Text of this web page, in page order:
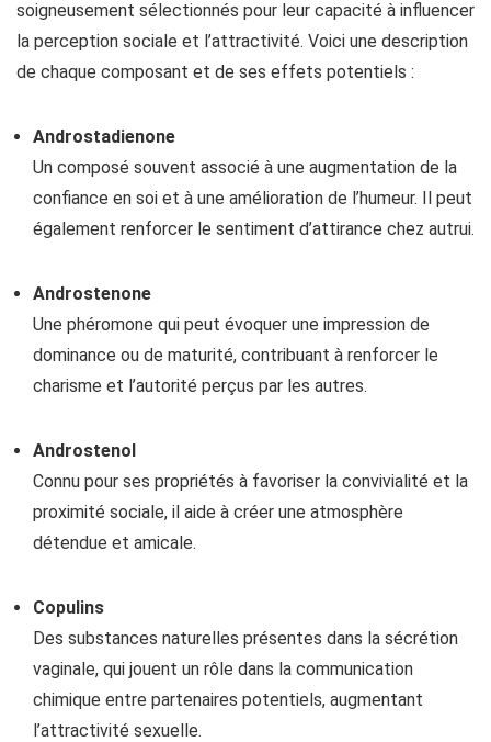
soigneusement sélectionnés pour leur capacité à influencer
la perception sociale et l’attractivité. Voici une description
de chaque composant et de ses effets potentiels :
Androstadienone
Un composé souvent associé à une augmentation de la
confiance en soi et à une amélioration de l’humeur. Il peut
également renforcer le sentiment d’attirance chez autrui.
Androstenone
Une phéromone qui peut évoquer une impression de
dominance ou de maturité, contribuant à renforcer le
charisme et l’autorité perçus par les autres.
Androstenol
Connu pour ses propriétés à favoriser la convivialité et la
proximité sociale, il aide à créer une atmosphère
détendue et amicale.
Copulins
Des substances naturelles présentes dans la sécrétion
vaginale, qui jouent un rôle dans la communication
chimique entre partenaires potentiels, augmentant
l’attractivité sexuelle.